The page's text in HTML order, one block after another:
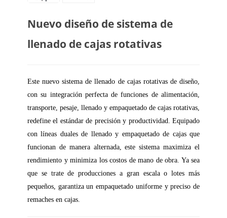
Nuevo diseño de sistema de
llenado de cajas rotativas
Este nuevo sistema de llenado de cajas rotativas de diseño,
con su integración perfecta de funciones de alimentación,
transporte, pesaje, llenado y empaquetado de cajas rotativas,
redefine el estándar de precisión y productividad. Equipado
con líneas duales de llenado y empaquetado de cajas que
funcionan de manera alternada, este sistema maximiza el
rendimiento y minimiza los costos de mano de obra. Ya sea
que se trate de producciones a gran escala o lotes más
pequeños, garantiza un empaquetado uniforme y preciso de
remaches en cajas.